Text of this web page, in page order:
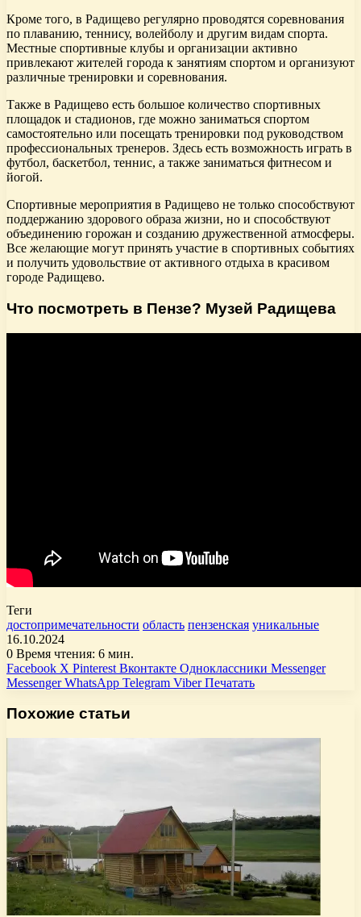
Кроме того, в Радищево регулярно проводятся соревнования
по плаванию, теннису, волейболу и другим видам спорта.
Местные спортивные клубы и организации активно
привлекают жителей города к занятиям спортом и организуют
различные тренировки и соревнования.
Также в Радищево есть большое количество спортивных
площадок и стадионов, где можно заниматься спортом
самостоятельно или посещать тренировки под руководством
профессиональных тренеров. Здесь есть возможность играть в
футбол, баскетбол, теннис, а также заниматься фитнесом и
йогой.
Спортивные мероприятия в Радищево не только способствуют
поддержанию здорового образа жизни, но и способствуют
объединению горожан и созданию дружественной атмосферы.
Все желающие могут принять участие в спортивных событиях
и получить удовольствие от активного отдыха в красивом
городе Радищево.
Что посмотреть в Пензе? Музей Радищева
Теги
достопримечательности область пензенская уникальные
16.10.2024
0 Время чтения: 6 мин.
Facebook X Pinterest Вконтакте Одноклассники Messenger
Messenger WhatsApp Telegram Viber Печатать
Похожие статьи